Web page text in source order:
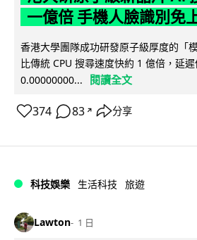
一億倍 手機人臉識別免
香港大學團隊成功研發原子級厚度的「
比傳統 CPU 搜尋速度快約 1 億倍，延
0.00000000...
閱讀全文
374 83 ↗ 分享
科技娛樂 生活科技 旅遊
Lawton 1 日